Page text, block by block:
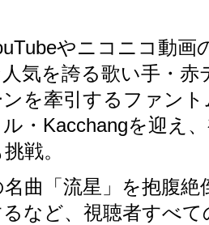
やニコニコ動画
気を誇る歌い手・赤
を牽引するファン
・Kacchangを迎え
戦。
曲「流星」を抱腹絶
など、視聴者すべて